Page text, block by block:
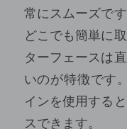
常にスムーズで
どこでも簡単に
ターフェースは
いのが特徴です
インを使用する
スできます。